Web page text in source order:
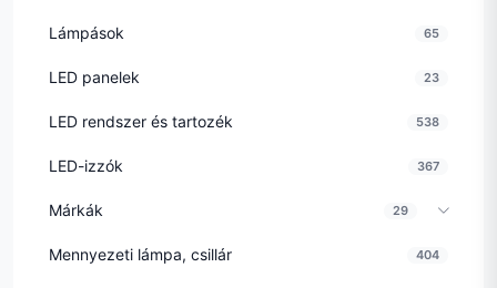
Lámpások 65
LED panelek 23
LED rendszer és tartozék 538
LED-izzók 367
Márkák 29
Mennyezeti lámpa, csillár 404